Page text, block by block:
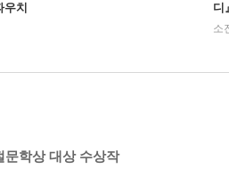
치
디
소
문학상 대상 수상작